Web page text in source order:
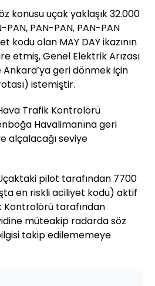
konusu uçak yaklaşık 32.000
PAN-PAN, PAN-PAN
kodu olan MAY DAY ikazının
etmiş, Genel Elektrik Arızası
geri dönmek için
istemiştir.
Trafik Kontrolörü
Havalimanına geri
alçalacağı seviye
pilot tarafından 7700
en riskli aciliyet kodu) aktif
Kontrolörü tarafından
müteakip radarda söz
takip edilememeye